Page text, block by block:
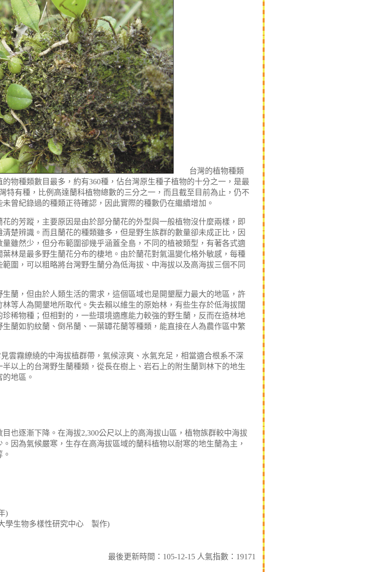
台灣的植物種類
物種類數目最多，約有360種，佔台灣原生種子植物的十分之一，是最
特有種，比例高達蘭科植物總數的三分之一，而且截至目前為止，仍不
曾紀錄過的種類正待確認，因此實際的種數仍在繼續增加。
芳蹤，主要原因是由於部分蘭花的外型與一般植物沒什麼兩樣，即
楚辨識。而且蘭花的種類雖多，但是野生族群的數量卻未成正比，因
雖然少，但分布範圍卻幾乎涵蓋全島，不同的植被類型，有著各式適
林是最多野生蘭花分布的棲地。由於蘭花對氣溫變化格外敏感，每種
圍，可以粗略將台灣野生蘭分為低海拔、中海拔以及高海拔三個不同
，但由於人類生活的需求，這個區域也是開墾壓力最大的地區，許
等人為開墾地所取代。失去賴以維生的原始林，有些生存於低海拔闊
稀物種；但相對的，一些環境適應能力較強的野生蘭，反而在造林地
蘭如豹紋蘭、倒吊蘭、一葉罈花蘭等種類，能直接在人為農作區中繁
雲霧繚繞的中海拔植群帶，氣候涼爽、水氣充足，相當適合根系不深
以上的台灣野生蘭種類，從長在樹上、岩石上的附生蘭到林下的地生
地區。
目也逐漸下降。在海拔2,300公尺以上的高海拔山區，植物族群較中海拔
因為氣候嚴寒，生存在高海拔區域的蘭科植物以耐寒的地生蘭為主，
)
學生物多樣性研究中心 製作)
最後更新時間：105-12-15 人氣指數：19171